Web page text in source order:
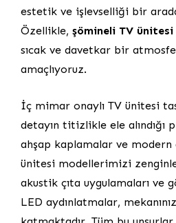
estetik ve işlevselliği bir
Özellikle, şömineli TV ünitesi
sıcak ve davetkar bir
amaçlıyoruz.
İç mimar onaylı TV ünitesi
detayın titizlikle ele alındığı
ahşap kaplamalar ve modern
ünitesi modellerimizi
akustik çıta uygulamaları ve
LED aydınlatmalar,